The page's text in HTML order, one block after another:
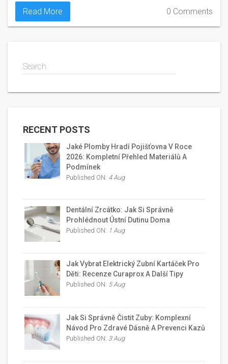
Read More 0 Comments
Search
RECENT POSTS
Jaké Plomby Hradí Pojišťovna V Roce
2026: Kompletní Přehled Materiálů A
Podmínek
Published ON: 4 Aug
Dentální Zrcátko: Jak Si Správně
Prohlédnout Ústní Dutinu Doma
Published ON: 1 Aug
Jak Vybrat Elektrický Zubní Kartáček Pro
Děti: Recenze Curaprox A Další Tipy
Published ON: 5 Aug
Jak Si Správně Čistit Zuby: Komplexní
Návod Pro Zdravé Dásně A Prevenci Kazů
Published ON: 3 Aug